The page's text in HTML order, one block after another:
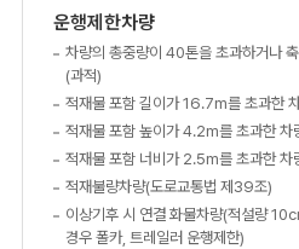
운행제한차량
차량의 총중량이 40톤을 초과하거나
(과적)
적재물 포함 길이가 16.7m를 초과한
적재물 포함 높이가 4.2m를 초과한 차
적재물 포함 너비가 2.5m를 초과한 차
적재불량차량(도로교통법 제39조)
이상기후 시 연결 화물차량(적설량
경우 폴카, 트레일러 운행제한)